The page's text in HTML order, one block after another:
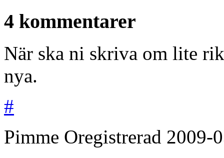
4 kommentarer
När ska ni skriva om lite
nya.
#
Pimme Oregistrerad 2009-